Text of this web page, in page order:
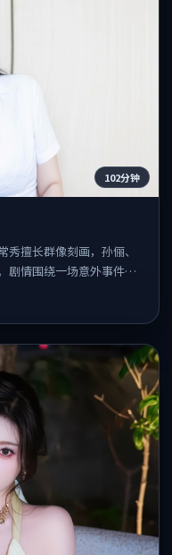
102分钟
擅长群像刻画，孙俪、
剧情围绕一场意外事件发